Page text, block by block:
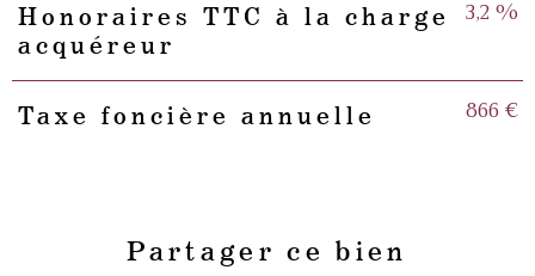
Honoraires TTC à la charge
acquéreur
3,2 %
Taxe foncière annuelle 866 €
Partager ce bien